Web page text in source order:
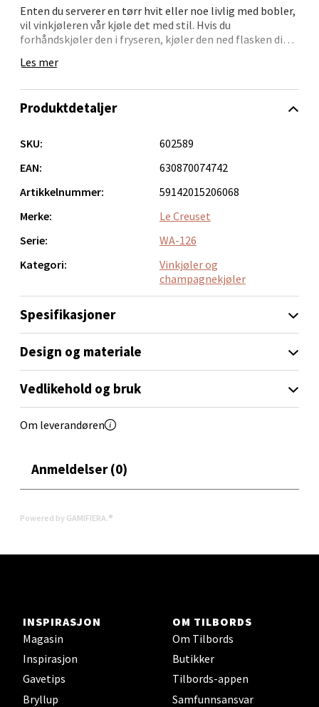
Enten du serverer en tørr hvit eller noe livlig med bobler,
vil vinkjøleren vår kjøle det med stil. Hvis du
forhåndskjøler den i fryseren, kjøler den ned flasken din
allerede nedkjølte flasker kalde lenger. Perfekt til blant
Kjøler ned alle flasker: Kjøleren er justerbar så den
Kjøler raskt: Avkjøler vin på få minutter og holder den
Høyeste kvalitet: Le Creusets produkter fremstilles av de
sikrer den kvaliteten du forventer fra Le Creuset.
Les mer
Produktdetaljer
SKU:
602589
EAN:
630870074742
Artikkelnummer:
59142015206068
Merke:
Le Creuset
Serie:
WA-126
Kategori:
Vinkjøler og
champagnekjøler
Spesifikasjoner
Design og materiale
Vedlikehold og bruk
Om leverandøren
Anmeldelser (0)
Powered by GAMIFIERA.®
INSPIRASJON
Magasin
Inspirasjon
Gavetips
Bryllup
OM TILBORDS
Om Tilbords
Butikker
Tilbords-appen
Samfunnsansvar
0 i butikk
Velg
Oslo - Linderud
Erich Mogensøns vei 38, 0594 Oslo
Åpent i dag 10-21
0 i butikk
Bryne/Jæren - M44
Jupiterveien 2, 4340 Bryne
Åpent i dag 10-20
0 i butikk
Velg
Stavanger og Sandnes - Thon
Åpent i dag 10-20
Levanger - Magneten